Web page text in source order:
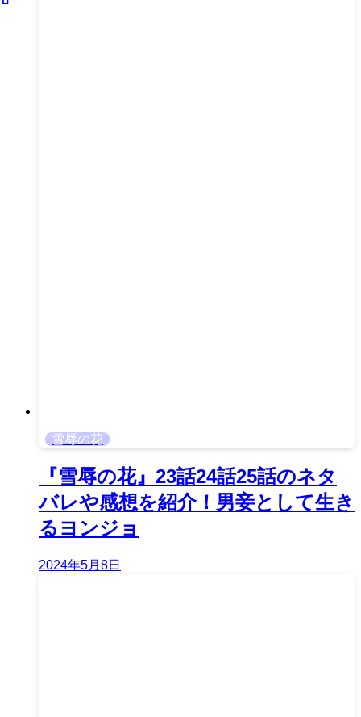
雪辱の花
『雪辱の花』23話24話25話のネタ
バレや感想を紹介！男妾として生き
るヨンジョ
2024年5月8日